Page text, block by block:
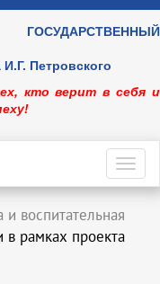
Петровского
кто верит в себя и
воспитательная
рамках проекта